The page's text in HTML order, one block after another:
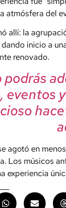
atmósfera del
allí: la
inicio a
renovado.
eventos
agotó en
Los músicos
experiencia